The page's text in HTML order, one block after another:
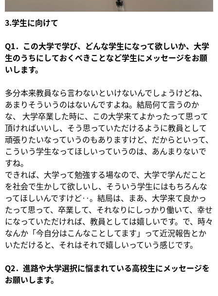
3.学生に向けて
Q1．この大学で学び、どんな学生になって欲しいか、大学
生のうちにしておくべきことなど学生にメッセージをお願
いします。
多分本来教員なら言わないといけないんでしょうけどね、
あまりそういうのはないんですよね。結局何て言うのか
な、 大学卒業した時に、この大学来てよかったって思って
頂ければいいし、そう思っていただけるように教員として
頑張りたいなっていうのもありますけど、だからといって、
こういう学生なってほしいっていうのは、あんまりないで
すね。
できれば、大学って勉強する場なので、大学で学んだこと
を社会で生かして欲しいし、そういう学生にはもちろんな
ってほしいんですけど‥。結局は、まあ、大学来て良かっ
たって思って、卒業して、それなりにしっかり働いて、幸せ
になっていただければ、教員としては嬉しいです。で、時々
なんか「今自分はこんなことしてます」って近況報告とか
いただけると、それはそれで嬉しいっていう感じです。
Q2．進路や大学選択に悩まれている高校生にメッセージを
お願いします。